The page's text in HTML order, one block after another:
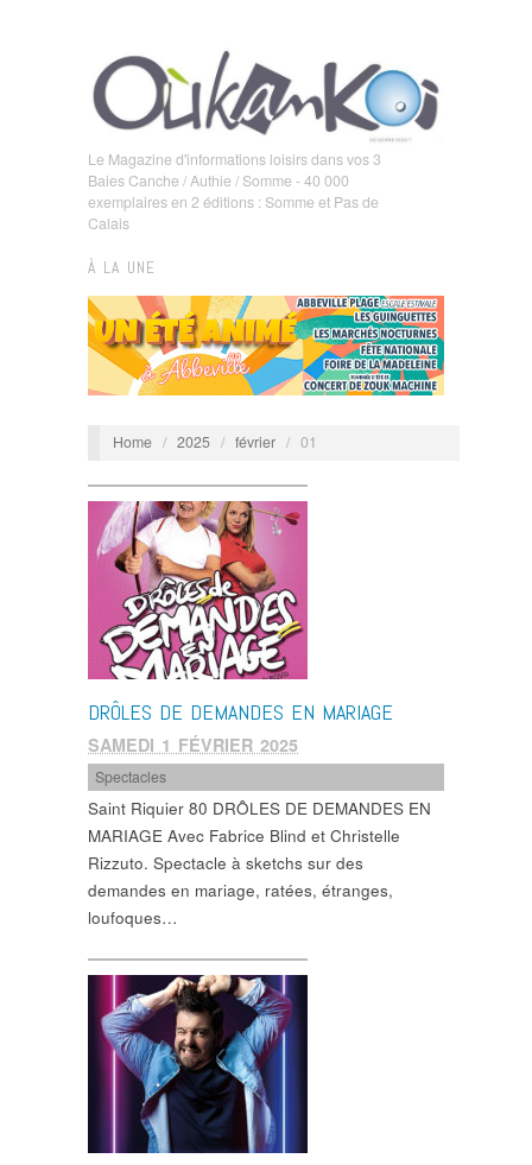
Le Magazine d'informations loisirs dans vos 3
Baies Canche / Authie / Somme - 40 000
exemplaires en 2 éditions : Somme et Pas de
Calais
À LA UNE
Home / 2025 / février / 01
DRÔLES DE DEMANDES EN MARIAGE
SAMEDI 1 FÉVRIER 2025
Spectacles
Saint Riquier 80 DRÔLES DE DEMANDES EN
MARIAGE Avec Fabrice Blind et Christelle
Rizzuto. Spectacle à sketchs sur des
demandes en mariage, ratées, étranges,
loufoques…